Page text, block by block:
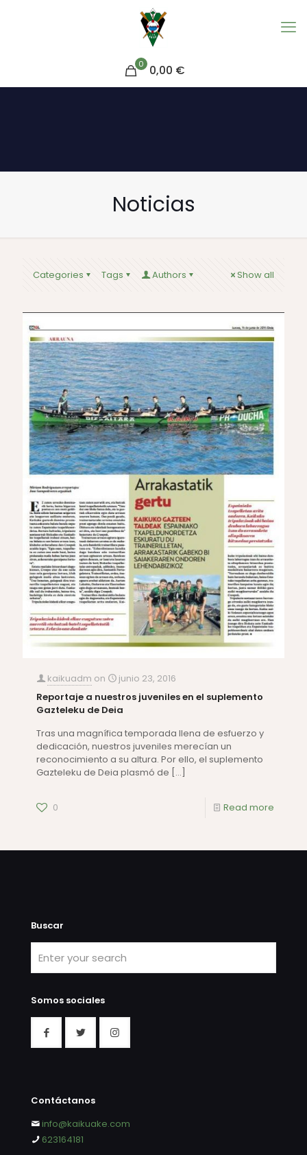
0 0,00 €
Noticias
Categories Tags Authors Show all
kaikuadm on
junio 23, 2016
Reportaje a nuestros juveniles en el suplemento
Gazteleku de Deia
Tras una magnífica temporada llena de esfuerzo y
dedicación, nuestros juveniles merecían un
reconocimiento a su altura. Por ello, el suplemento
Gazteleku de Deia plasmó de […]
0 Read more
Buscar
Somos sociales
Contáctanos
info@kaikuake.com
623164181